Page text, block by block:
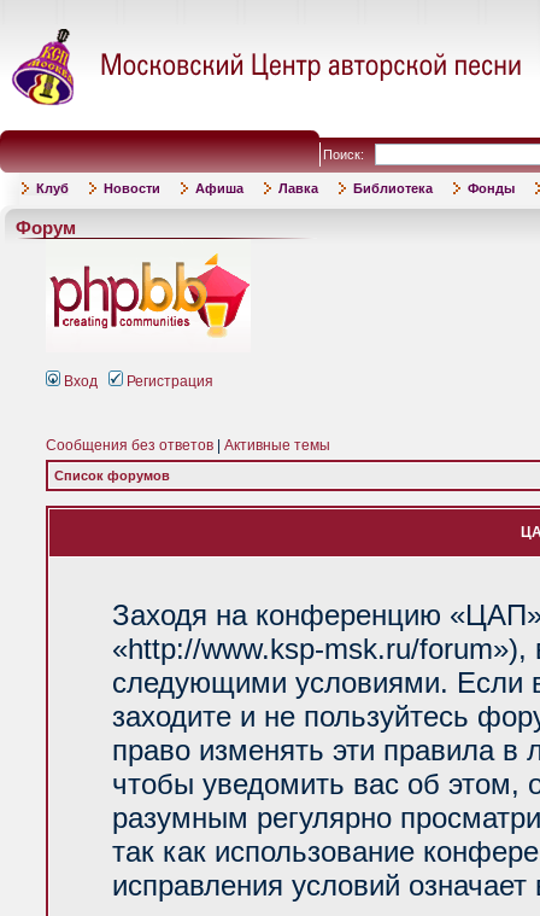
Поиск:
Клуб Новости Афиша Лавка Библиотека Фонды
Форум
Вход Регистрация
Сообщения без ответов Активные темы
Список форумов
Заходя на конференцию
«http://www.ksp-msk.ru/forum»),
следующими условиями. Если
заходите и не пользуйтесь
право изменять эти правила
чтобы уведомить вас об
разумным регулярно
так как использование
исправления условий